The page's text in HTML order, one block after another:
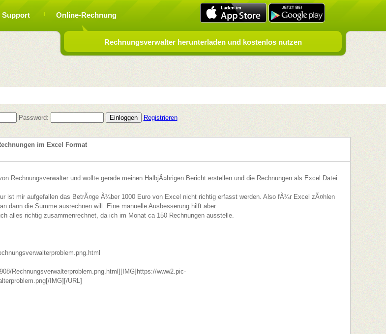
Support Online-Rechnung
Rechnungsverwalter herunterladen und kostenlos nutzen
Password:
Registrieren
im Excel Format
Rechnungsverwalter und wollte gerade meinen HalbjÃ¤hrigen Bericht erstellen und die Rechnungen als Excel Datei
ist mir aufgefallen das BetrÃ¤ge Ã¼ber 1000 Euro von Excel nicht richtig erfasst werden. Also fÃ¼r Excel zÃ¤hlen
dann die Summe ausrechnen will. Eine manuelle Ausbesserung hilft aber.
alles richtig zusammenrechnet, da ich im Monat ca 150 Rechnungen ausstelle.
Rechnungsverwalterproblem.png.html][IMG]https://www2.pic-
IMG][/URL]